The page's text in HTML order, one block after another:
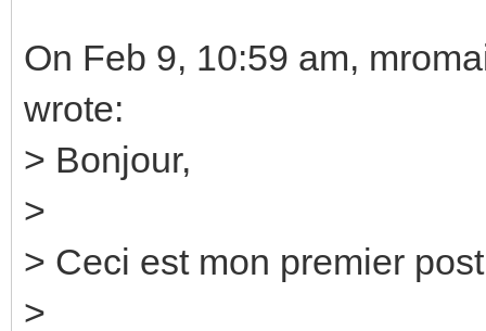
On Feb 9, 10:59 am,
wrote:
> Bonjour,
>
> Ceci est mon premier
>